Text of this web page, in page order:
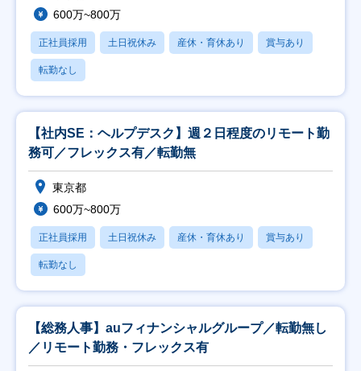
600万~800万
正社員採用 土日祝休み 産休・育休あり 賞与あり
転勤なし
【社内SE：ヘルプデスク】週２日程度のリモート勤
務可／フレックス有／転勤無
東京都
600万~800万
正社員採用 土日祝休み 産休・育休あり 賞与あり
転勤なし
【総務人事】auフィナンシャルグループ／転勤無し
／リモート勤務・フレックス有